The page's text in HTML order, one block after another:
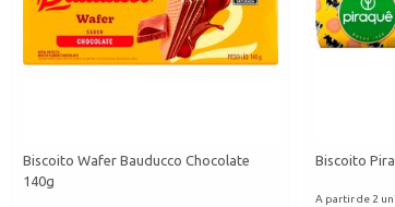
Biscoito Wafer Bauducco Chocolate
140g
Biscoito
A partir de 2